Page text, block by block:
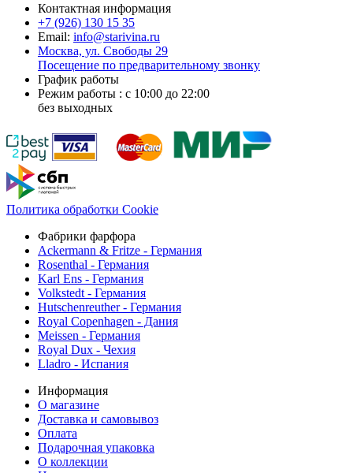
Контактная информация
+7 (926) 130 15 35
Email: info@starivina.ru
Москва, ул. Свободы 29
Посещение по предварительному звонку
График работы
Режим работы : с 10:00 до 22:00
без выходных
Политика обработки Cookie
Фабрики фарфора
Ackermann & Fritze - Германия
Rosenthal - Германия
Karl Ens - Германия
Volkstedt - Германия
Hutschenreuther - Германия
Royal Copenhagen - Дания
Meissen - Германия
Royal Dux - Чехия
Lladro - Испания
Информация
О магазине
Доставка и самовывоз
Оплата
Подарочная упаковка
О коллекции